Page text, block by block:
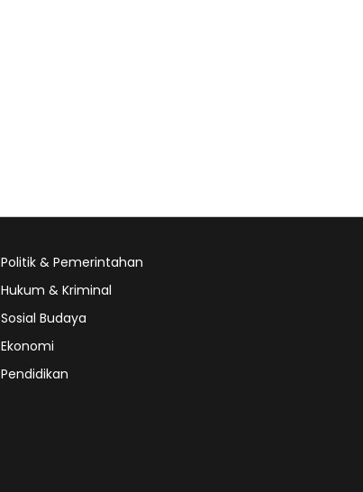
Politik & Pemerintahan
Hukum & Kriminal
Sosial Budaya
Ekonomi
Pendidikan